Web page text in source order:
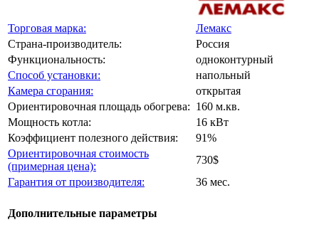
Торговая марка:
Лемакс
Страна-производитель:
Россия
Функциональность:
одноконтурный
Способ установки:
напольный
Камера сгорания:
открытая
Ориентировочная площадь обогрева: 160 м.кв.
Мощность котла:
16 кВт
Коэффициент полезного действия:
91%
Ориентировочная стоимость
(примерная цена):
730$
Гарантия от производителя:
36 мес.
Дополнительные параметры